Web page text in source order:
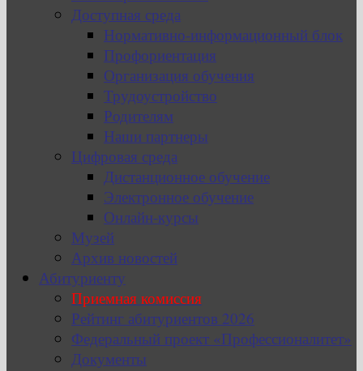
Доступная среда
Нормативно-информационный блок
Профориентация
Организация обучения
Трудоустройство
Родителям
Наши партнеры
Цифровая среда
Дистанционное обучение
Электронное обучение
Онлайн-курсы
Музей
Архив новостей
Абитуриенту
Приемная комиссия
Рейтинг абитуриентов 2026
Федеральный проект «Профессионалитет»
Документы